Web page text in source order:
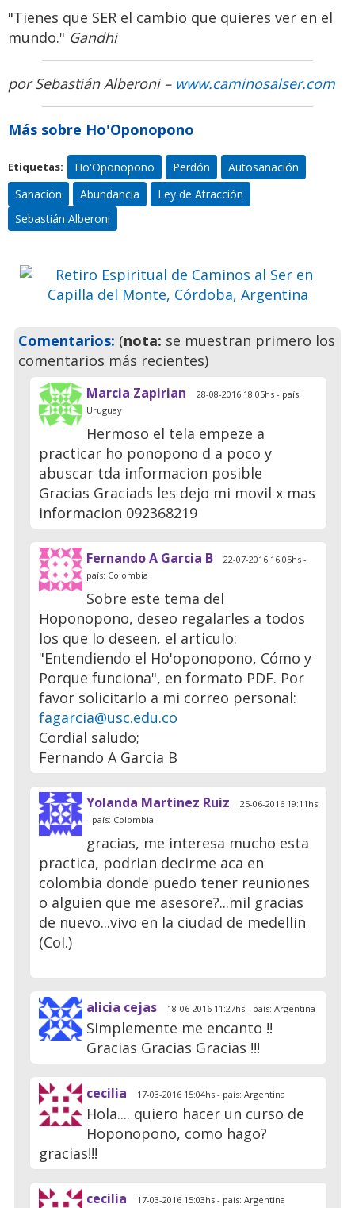
"Tienes que SER el cambio que quieres ver en el
mundo." Gandhi
por Sebastián Alberoni – www.caminosalser.com
Más sobre Ho'Oponopono
Etiquetas: Ho'Oponopono Perdón
Autosanación
Sanación
Abundancia
Ley de Atracción
Sebastián Alberoni
Retiro Espiritual de Caminos al
Ser en Capilla del Monte,
Córdoba, Argentina
Ven a pasar unos días
Previo
Comentarios: (nota: se muestran primero los
comentarios más recientes)
Marcia Zapirian 28-08-2016 18:05hs - país:
Uruguay
Hermoso el tela empeze a
practicar ho ponopono d a poco y
abuscar tda informacion posible
Gracias Graciads les dejo mi movil x mas
informacion 092368219
Fernando A Garcia B 22-07-2016 16:05hs -
país: Colombia
Sobre este tema del
Hoponopono, deseo regalarles a todos
los que lo deseen, el articulo:
"Entendiendo el Ho'oponopono, Cómo y
Porque funciona", en formato PDF. Por
favor solicitarlo a mi correo personal:
fagarcia@usc.edu.co
Cordial saludo;
Fernando A Garcia B
Yolanda Martinez Ruiz 25-06-2016 19:11hs
- país: Colombia
gracias, me interesa mucho esta
practica, podrian decirme aca en
colombia donde puedo tener reuniones
o alguien que me asesore?...mil gracias
de nuevo...vivo en la ciudad de medellin
(Col.)
alicia cejas 18-06-2016 11:27hs - país: Argentina
Simplemente me encanto !!
Gracias Gracias Gracias !!!
cecilia 17-03-2016 15:04hs - país: Argentina
Hola.... quiero hacer un curso de
Hoponopono, como hago?
gracias!!!
cecilia 17-03-2016 15:03hs - país: Argentina